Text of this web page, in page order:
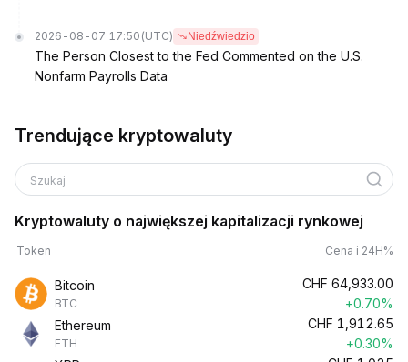
2026-08-07 17:50 (UTC) Niedźwiedzio
The Person Closest to the Fed Commented on the U.S.
Nonfarm Payrolls Data
Trendujące kryptowaluty
Szukaj
Kryptowaluty o największej kapitalizacji rynkowej
Token Cena i 24H%
Bitcoin
BTC
CHF 64,933.00
+0.70%
Ethereum
ETH
CHF 1,912.65
+0.30%